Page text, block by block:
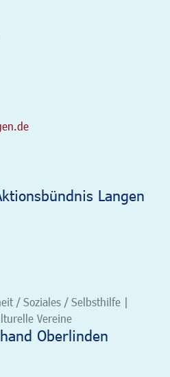
Langen
/ Soziales / Selbsthilfe |
Vereine
Oberlinden